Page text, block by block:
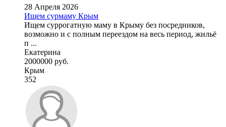
28 Апреля 2026
Ищем сурмаму Крым
Ищем суррогатную маму в Крыму без посредников,
возможно и с полным переездом на весь период, жильё
п ...
Екатерина
2000000 руб.
Крым
352